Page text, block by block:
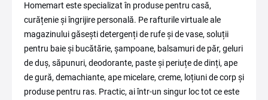
Homemart este specializat în produse pentru casă,
curățenie și îngrijire personală. Pe rafturile virtuale ale
magazinului găsești detergenți de rufe și de vase, soluții
pentru baie și bucătărie, șampoane, balsamuri de păr, geluri
de duș, săpunuri, deodorante, paste și periuțe de dinți, ape
de gură, demachiante, ape micelare, creme, loțiuni de corp și
produse pentru ras. Practic, ai într-un singur loc tot ce este